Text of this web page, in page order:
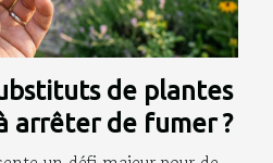
de plantes
arrêter de fumer ?